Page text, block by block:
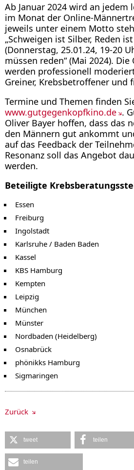
Ab Januar 2024 wird an jedem
im Monat der Online-
jeweils unter einem Motto
„Schweigen ist Silber, Reden
(Donnerstag, 25.01.24, 19-20
müssen reden“ (Mai 2024). Die
werden professionell
Greiner, Krebsbetroffener und
Termine und Themen finden
www.gutgegenkopfkino.de .
Oliver Bayer hoffen, dass das
den Männern gut ankommt
auf das Feedback der
Resonanz soll das Angebot
werden.
Beteiligte
Essen
Freiburg
Ingolstadt
Karlsruhe / Baden Baden
Kassel
KBS Hamburg
Kempten
Leipzig
München
Münster
Nordbaden (Heidelberg)
Osnabrück
phönikks Hamburg
Sigmaringen
Zurück
tweet teilen
teilen